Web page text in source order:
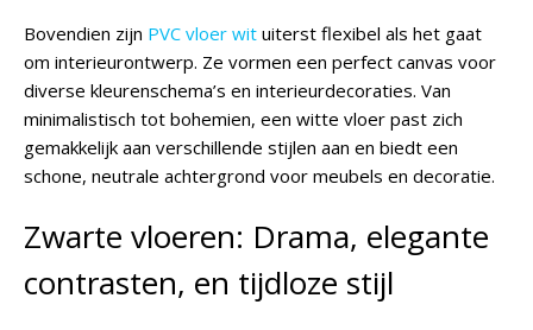
Bovendien zijn PVC vloer wit uiterst flexibel als het gaat
om interieurontwerp. Ze vormen een perfect canvas voor
diverse kleurenschema’s en interieurdecoraties. Van
minimalistisch tot bohemien, een witte vloer past zich
gemakkelijk aan verschillende stijlen aan en biedt een
schone, neutrale achtergrond voor meubels en decoratie.
Zwarte vloeren: Drama, elegante
contrasten, en tijdloze stijl